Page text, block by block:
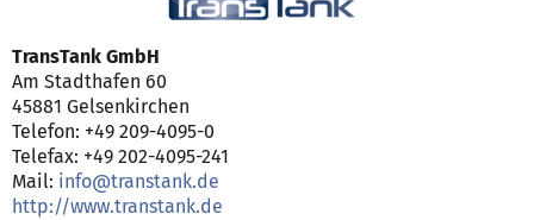
TransTank GmbH
Am Stadthafen 60
45881 Gelsenkirchen
Telefon: +49 209-4095-0
Telefax: +49 202-4095-241
Mail: info@transtank.de
http://www.transtank.de